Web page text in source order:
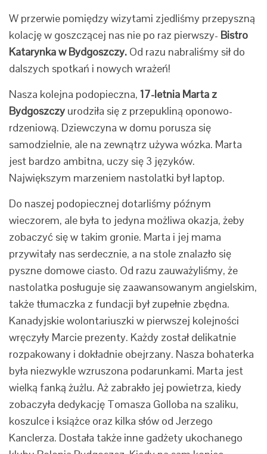
W przerwie pomiędzy wizytami zjedliśmy przepyszną
kolację w goszczącej nas nie po raz pierwszy- Bistro
Katarynka w Bydgoszczy. Od razu nabraliśmy sił do
dalszych spotkań i nowych wrażeń!
Nasza kolejna podopieczna, 17-letnia Marta z
Bydgoszczy urodziła się z przepukliną oponowo-
rdzeniową. Dziewczyna w domu porusza się
samodzielnie, ale na zewnątrz używa wózka. Marta
jest bardzo ambitna, uczy się 3 języków.
Największym marzeniem nastolatki był laptop.
Do naszej podopiecznej dotarliśmy późnym
wieczorem, ale była to jedyna możliwa okazja, żeby
zobaczyć się w takim gronie. Marta i jej mama
przywitały nas serdecznie, a na stole znalazło się
pyszne domowe ciasto. Od razu zauważyliśmy, że
nastolatka posługuje się zaawansowanym angielskim,
także tłumaczka z fundacji był zupełnie zbędna.
Kanadyjskie wolontariuszki w pierwszej kolejności
wręczyły Marcie prezenty. Każdy został delikatnie
rozpakowany i dokładnie obejrzany. Nasza bohaterka
była niezwykle wzruszona podarunkami. Marta jest
wielką fanką żużlu. Aż zabrakło jej powietrza, kiedy
zobaczyła dedykację Tomasza Golloba na szaliku,
koszulce i książce oraz kilka słów od Jerzego
Kanclerza. Dostała także inne gadżety ukochanego